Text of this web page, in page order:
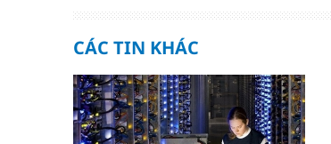
CÁC TIN KHÁC